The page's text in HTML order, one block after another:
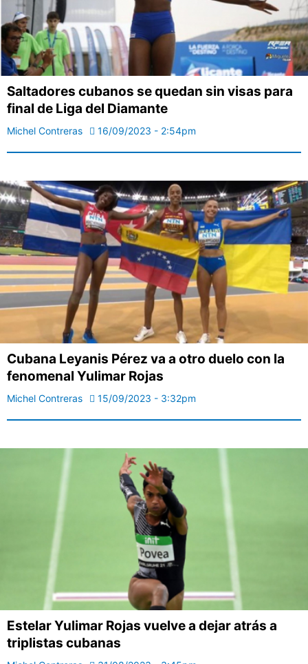
Saltadores cubanos se quedan sin visas para
final de Liga del Diamante
Michel Contreras 16/09/2023 - 2:54pm
Cubana Leyanis Pérez va a otro duelo con la
fenomenal Yulimar Rojas
Michel Contreras 15/09/2023 - 3:32pm
Estelar Yulimar Rojas vuelve a dejar atrás a
triplistas cubanas